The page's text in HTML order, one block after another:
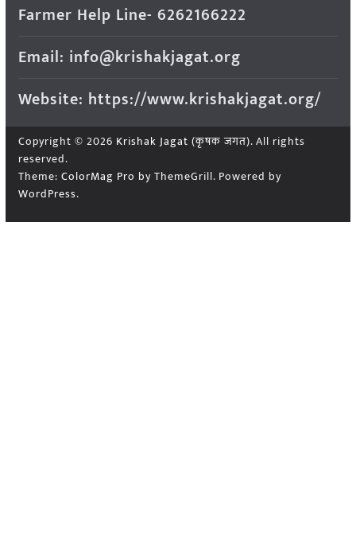
Farmer Help Line- 6262166222
Email: info@krishakjagat.org
Website: https://www.krishakjagat.org/
Copyright © 2026 Krishak Jagat (कृषक जगत). All rights
reserved.
Theme: ColorMag Pro by ThemeGrill. Powered by
WordPress.